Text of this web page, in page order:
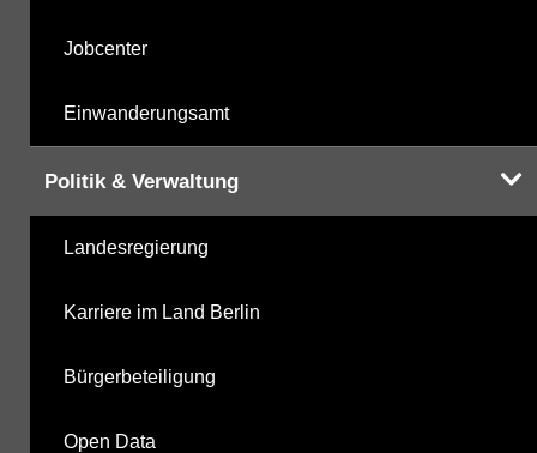
Jobcenter
Einwanderungsamt
Politik & Verwaltung
Landesregierung
Karriere im Land Berlin
Bürgerbeteiligung
Open Data